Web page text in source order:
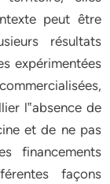
peut être
résultats
expérimentées
l‟absence de
et de ne pas
financements
façons